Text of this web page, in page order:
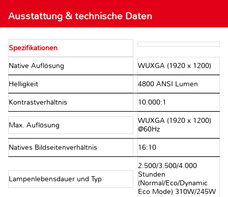
Ausstattung & technische Daten
Spezifikationen
Native Auflösung WUXGA (1920 x 1200)
Helligkeit 4800 ANSI Lumen
Kontrastverhältnis 10.000:1
Max. Auflösung
WUXGA (1920 x 1200)
@60Hz
Natives Bildseitenverhältnis 16:10
Lampenlebensdauer und Typ
2.500/3.500/4.000
Stunden
(Normal/Eco/Dynamic
Eco Mode) 310W/245W